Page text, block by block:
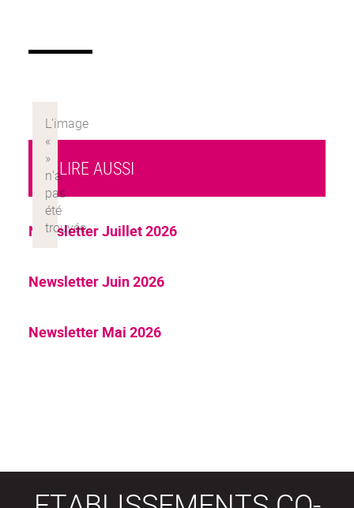
À LIRE AUSSI
Newsletter Juillet 2026
Newsletter Juin 2026
Newsletter Mai 2026